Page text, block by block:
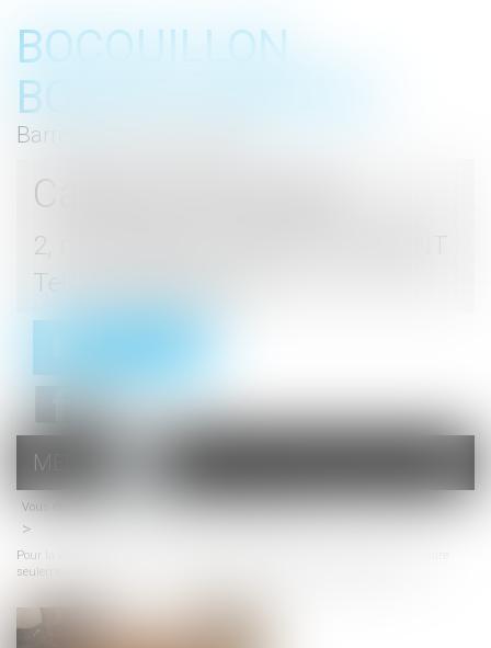
BOCQUILLON
BOESCH GROMEK
Barreau de Haute Marne
Cabinet d'avocats
2, rue du Palais - 52000 CHAUMONT
Tel : 03 25 03 05 62
menu
MENU
Vous êtes ici :
Pour la Cour de cassation, l'accord d'une demi-journée de congé supplémentaire
seulement aux femmes, ne constitue pas une différence de traitement